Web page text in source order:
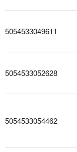
5054533049611
5054533052628
5054533054462